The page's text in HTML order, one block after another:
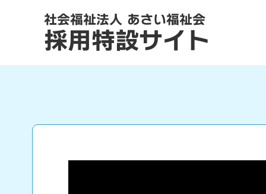
社会福祉法人 あさい福祉会
採用特設サイト